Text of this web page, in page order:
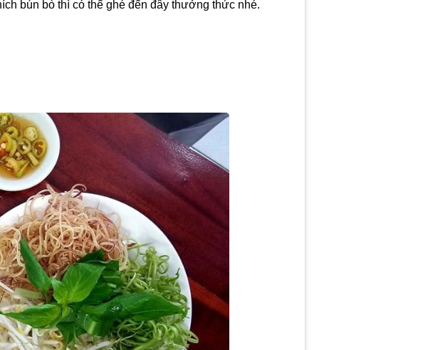
bún bò thì có thể ghé đến đây thưởng thức nhé.